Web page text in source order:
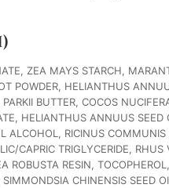
ZEA MAYS STARCH,
POWDER, HELIANTHUS
BUTTER, COCOS
HELIANTHUS ANNUUS SEED
ALCOHOL, RICINUS COMMUNIS
CAPRIC TRIGLYCERIDE, RHUS
ROBUSTA RESIN,
SIMMONDSIA CHINENSIS SEED